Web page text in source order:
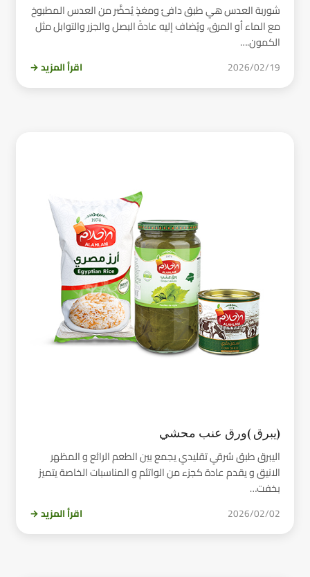
شوربة العدس هي طبق دافئ ومغذٍ يُحضَّر من العدس المطبوخ
مع الماء أو المرق، ويُضاف إليه عادةً البصل والجزر والتوابل مثل
الكمون.…
2026/02/19 اقرأ المزيد →
(يبرق )ورق عنب محشي
اليبرق طبق شرقي تقليدي يجمع بين الطعم الرائع و المظهر
الانيق و يقدم عادة كجزء من الواتئم و المناسبات الخاصة يتميز
بخفت…
2026/02/02 اقرأ المزيد →